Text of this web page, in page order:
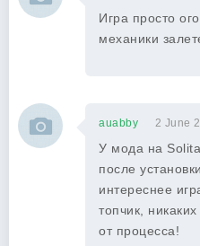
Игра просто
механики
auabby 2 June
У мода на
после
интереснее
топчик,
от процесса!